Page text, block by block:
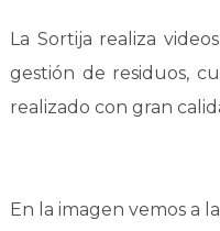
La Sortija realiza
gestión de residuos,
realizado con gran
En la imagen vemos a